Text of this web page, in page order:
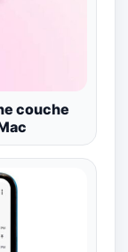
couche